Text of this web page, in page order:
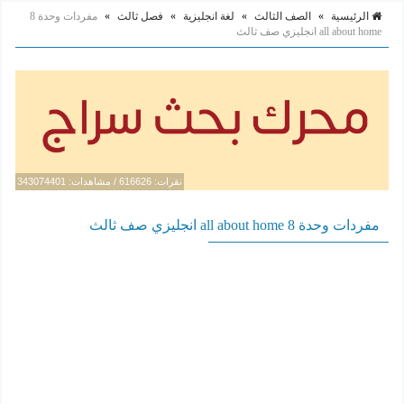
الرئيسية » الصف الثالث » لغة انجليزية » فصل ثالث »
مفردات وحدة 8
all about home انجليزي صف ثالث
نقرات: 616626 / مشاهدات: 343074401
مفردات وحدة 8 all about home انجليزي صف ثالث